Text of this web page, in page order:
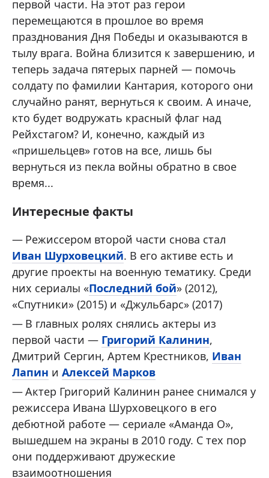
первой части. На этот раз герои
перемещаются в прошлое во время
празднования Дня Победы и оказываются в
тылу врага. Война близится к завершению, и
теперь задача пятерых парней — помочь
солдату по фамилии Кантария, которого они
случайно ранят, вернуться к своим. А иначе,
кто будет водружать красный флаг над
Рейхстагом? И, конечно, каждый из
«пришельцев» готов на все, лишь бы
вернуться из пекла войны обратно в свое
время...
Интересные факты
Режиссером второй части снова стал
Иван Шурховецкий. В его активе есть и
другие проекты на военную тематику. Среди
них сериалы «Последний бой» (2012),
«Спутники» (2015) и «Джульбарс» (2017)
В главных ролях снялись актеры из
первой части — Григорий Калинин,
Дмитрий Сергин, Артем Крестников, Иван
Лапин и Алексей Марков
Актер Григорий Калинин ранее снимался у
режиссера Ивана Шурховецкого в его
дебютной работе — сериале «Аманда О»,
вышедшем на экраны в 2010 году. С тех пор
они поддерживают дружеские
взаимоотношения